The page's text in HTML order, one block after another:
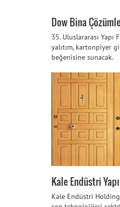
Dow Bina
35. Uluslararası Yapı
yalıtım, kartonpiyer
beğenisine sunacak.
Kale Endüstri
Kale Endüstri